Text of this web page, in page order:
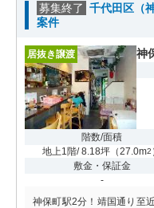
募集終了 千代田区（
案件
居抜き譲渡 神
階数/面積
地上1階/ 8.18坪 （27.0m2
敷金・保証金
-
神保町駅2分！靖国通り至